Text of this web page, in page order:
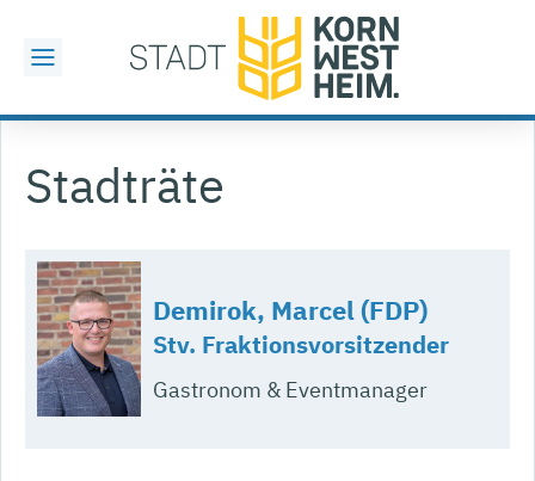
Stadträte
Demirok, Marcel (FDP)
Stv. Fraktionsvorsitzender
Gastronom & Eventmanager